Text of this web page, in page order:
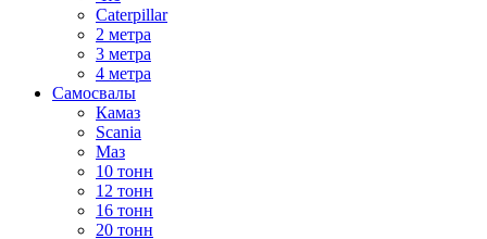
Caterpillar
2 метра
3 метра
4 метра
Самосвалы
Камаз
Scania
Маз
10 тонн
12 тонн
16 тонн
20 тонн